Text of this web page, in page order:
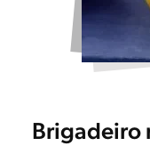
Brigadeiro